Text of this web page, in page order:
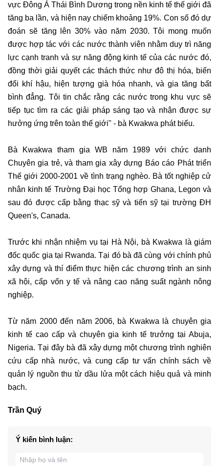
vực Đông Á Thái Bình Dương trong nền kinh tế thế giới đã
tăng ba lần, và hiện nay chiếm khoảng 19%. Con số đó dự
đoán sẽ tăng lên 30% vào năm 2030. Tôi mong muốn
được hợp tác với các nước thành viên nhằm duy trì năng
lực cạnh tranh và sự năng động kinh tế của các nước đó,
đồng thời giải quyết các thách thức như đô thị hóa, biến
đổi khí hậu, hiện tượng già hóa nhanh, và gia tăng bất
bình đẳng. Tôi tin chắc rằng các nước trong khu vực sẽ
tiếp tục tìm ra các giải pháp sáng tạo và nhận được sự
hưởng ứng trên toàn thế giới" - bà Kwakwa phát biểu.
Bà Kwakwa tham gia WB năm 1989 với chức danh
Chuyên gia trẻ, và tham gia xây dựng Báo cáo Phát triển
Thế giới 2000-2001 về tình trạng nghèo. Bà tốt nghiệp cử
nhân kinh tế Trường Đại học Tổng hợp Ghana, Legon và
sau đó được cấp bằng thạc sỹ và tiến sỹ tại trường ĐH
Queen's, Canada.
Trước khi nhận nhiệm vụ tại Hà Nội, bà Kwakwa là giám
đốc quốc gia tại Rwanda. Tại đó bà đã cùng với chính phủ
xây dựng và thí điểm thực hiện các chương trình an sinh
xã hội, cấp vốn y tế và nâng cao năng suất ngành nông
nghiệp.
Từ năm 2000 đến năm 2006, bà Kwakwa là chuyên gia
kinh tế cao cấp và chuyên gia kinh tế trưởng tại Abuja,
Nigeria. Tại đây bà đã xây dựng một chương trình nghiên
cứu cấp nhà nước, và cung cấp tư vấn chính sách về
quản lý nguồn thu từ dầu lửa một cách hiệu quả và minh
bạch.
Trần Quý
Ý kiến bình luận: